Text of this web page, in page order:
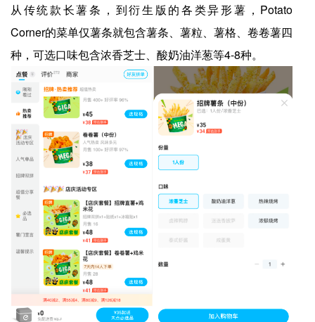
从传统款长薯条，到衍生版的各类异形薯，Potato
Corner的菜单仅薯条就包含薯条、薯粒、薯格、卷卷薯四
种，可选口味包含浓香芝士、酸奶油洋葱等4-8种。